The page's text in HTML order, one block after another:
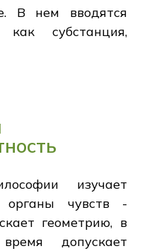
В нем вводятся
как субстанция,
изучает
органы чувств -
геометрию, в
допускает